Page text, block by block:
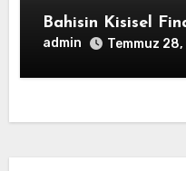
Bahisin Kisisel
admin Temmuz